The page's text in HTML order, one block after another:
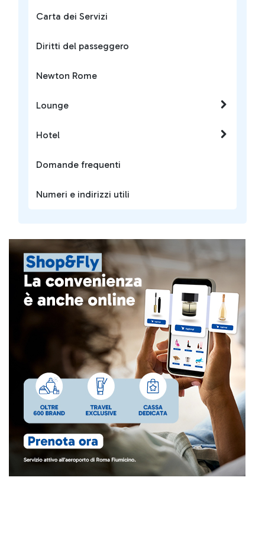
Carta dei Servizi
Diritti del passeggero
Newton Rome
Lounge
Hotel
Domande frequenti
Numeri e indirizzi utili